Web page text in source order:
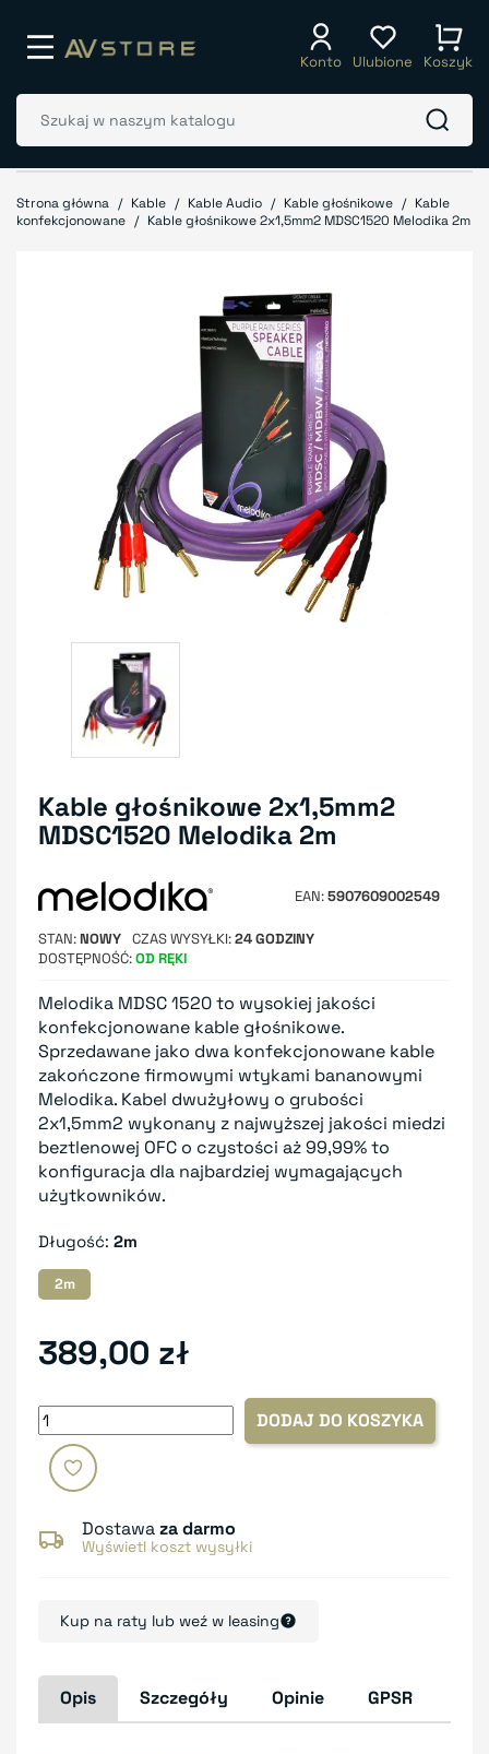
Konto Ulubione Koszyk
Strona główna Kable Kable Audio Kable głośnikowe
Kable
konfekcjonowane
Kable głośnikowe 2x1,5mm2 MDSC1520 Melodika 2m
Kable głośnikowe 2x1,5mm2
MDSC1520 Melodika 2m
EAN 5907609002549
STAN NOWY CZAS WYSYŁKI 24 GODZINY
DOSTĘPNOŚĆ OD RĘKI
Melodika MDSC 1520 to wysokiej jakości
konfekcjonowane kable głośnikowe.
Sprzedawane jako dwa konfekcjonowane kable
zakończone firmowymi wtykami bananowymi
Melodika. Kabel dwużyłowy o grubości
2x1,5mm2 wykonany z najwyższej jakości miedzi
beztlenowej OFC o czystości aż 99,99% to
konfiguracja dla najbardziej wymagających
użytkowników.
Długość: 2m
2m
389,00 zł
DODAJ DO KOSZYKA
Dostawaza darmo
Wyświetl koszt wysyłki
Kup na raty lub weź w leasing
Opis Szczegóły Opinie GPSR